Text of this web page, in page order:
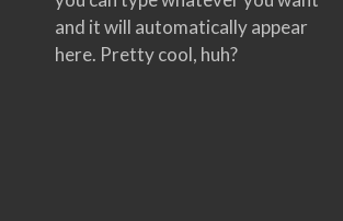
and it will automatically appear
here. Pretty cool, huh?